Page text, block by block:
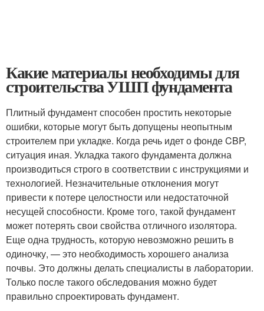
Какие материалы необходимы для
строительства УШП фундамента
Плитный фундамент способен простить некоторые
ошибки, которые могут быть допущены неопытным
строителем при укладке. Когда речь идет о фонде CBP,
ситуация иная. Укладка такого фундамента должна
производиться строго в соответствии с инструкциями и
технологией. Незначительные отклонения могут
привести к потере целостности или недостаточной
несущей способности. Кроме того, такой фундамент
может потерять свои свойства отличного изолятора.
Еще одна трудность, которую невозможно решить в
одиночку, — это необходимость хорошего анализа
почвы. Это должны делать специалисты в лаборатории.
Только после такого обследования можно будет
правильно спроектировать фундамент.